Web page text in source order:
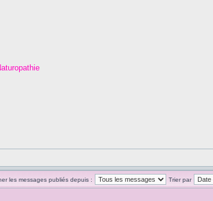
les messages publiés depuis : Trier par